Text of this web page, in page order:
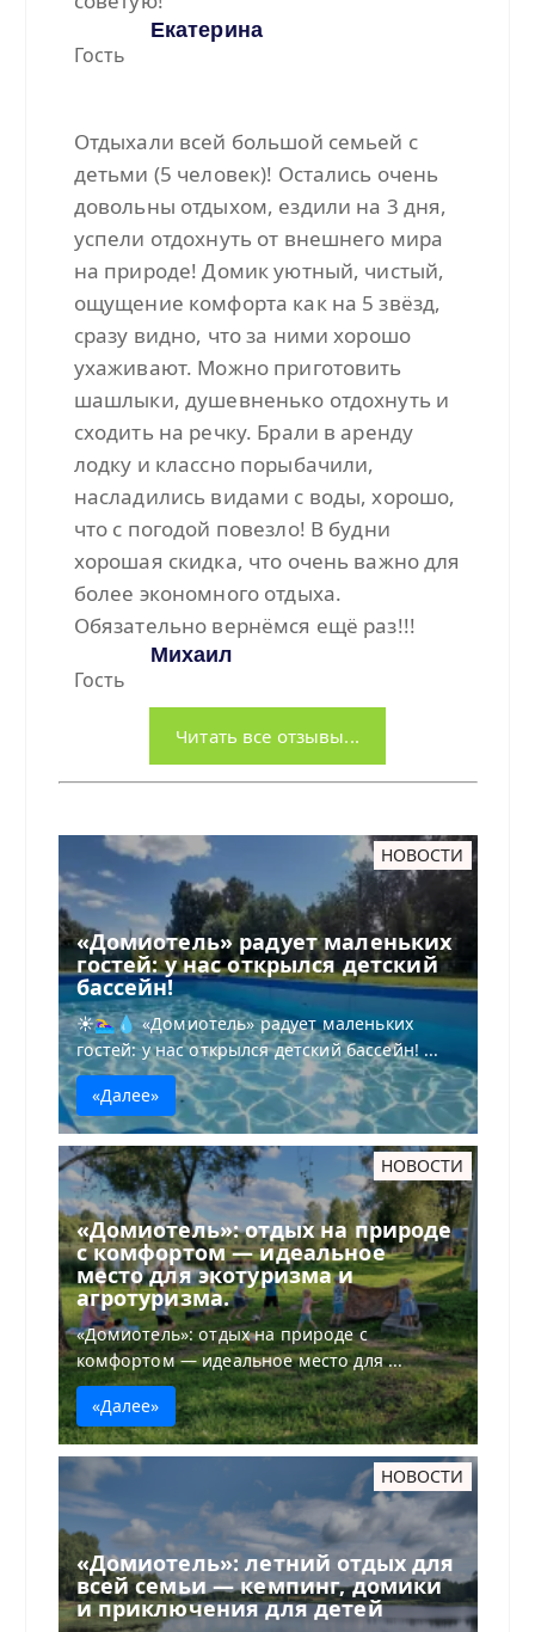
Екатерина
Гость
Отдыхали всей большой семьей с
детьми (5 человек)! Остались очень
довольны отдыхом, ездили на 3 дня,
успели отдохнуть от внешнего мира
на природе! Домик уютный, чистый,
ощущение комфорта как на 5 звёзд,
сразу видно, что за ними хорошо
ухаживают. Можно приготовить
шашлыки, душевненько отдохнуть и
сходить на речку. Брали в аренду
лодку и классно порыбачили,
насладились видами с воды, хорошо,
что с погодой повезло! В будни
хорошая скидка, что очень важно для
более экономного отдыха.
Обязательно вернёмся ещё раз!!!
Михаил
Гость
Читать все отзывы...
НОВОСТИ
«Домиотель» радует маленьких
гостей: у нас открылся детский
бассейн!
☀️🏊‍♀️💧 «Домиотель» радует маленьких
гостей: у нас открылся детский бассейн! ...
«Далее»
НОВОСТИ
«Домиотель»: отдых на природе
с комфортом — идеальное
место для экотуризма и
агротуризма.
«Домиотель»: отдых на природе с
комфортом — идеальное место для ...
«Далее»
НОВОСТИ
«Домиотель»: летний отдых для
всей семьи — кемпинг, домики
и приключения для детей